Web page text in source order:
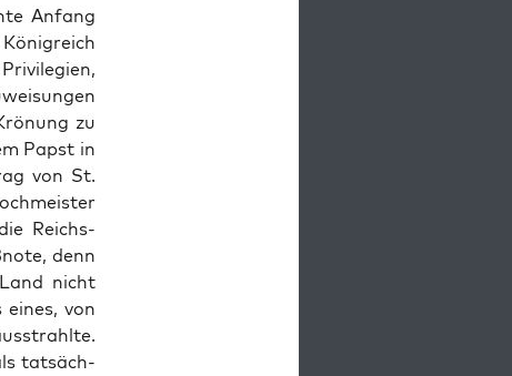
Anfang
zu
Papst in
von St.
Reichs­
denn
nicht
von
tat­säch­